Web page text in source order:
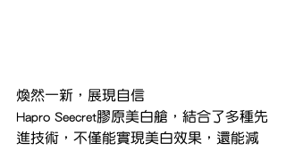
煥然一新，展現自信
Hapro Seecret膠原美白艙，結合了多種先
進技術，不僅能實現美白效果，還能減